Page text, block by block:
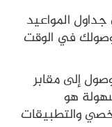
المواعيد
في الوقت
إلى مقابر
هو
والتطبيقات